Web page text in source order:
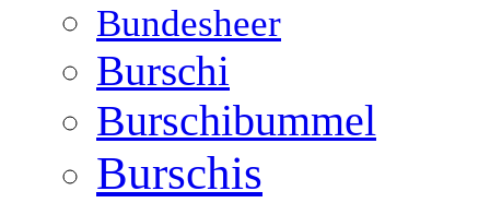
Bundesheer
Burschi
Burschibummel
Burschis